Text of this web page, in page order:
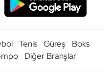
Tenis Güreş
Boks
Diğer Branşlar